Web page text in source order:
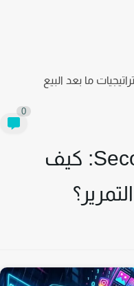
أسرار الـ 3-Second Hook: كيف